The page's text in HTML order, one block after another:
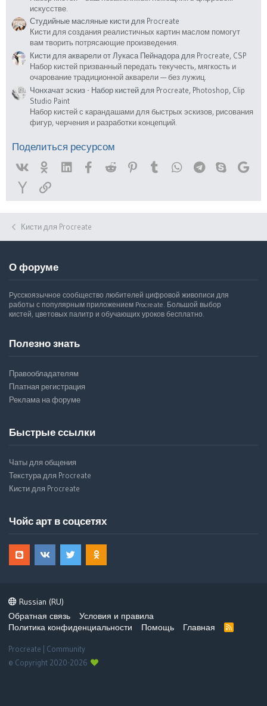
искусстве.
Студийные масляные кисти для Procreate
Кисти для создания реалистичных картин маслом помогут
вам творить потрясающие произведения.
Кисти для акварели от Лукаса Пейнадора для Procreate, CSP
Набор кистей призванный передать текучесть, мягкость и
очарование традиционной акварели — без лужиц.
Чонхачат эскиз - Набор кистей для Procreate, Photoshop, Clip
Studio Paint
Набор кистей с карандашами для быстрых эскизов, рисования
фигур, черчения и разработки концепций.
Поделиться ресурсом
Linked InFacebook
Reddit PinterestTumblr WhatsAppTelegramSkype
YahooСсылка
Кисти для Procreate
О форуме
Русскоязычное сообщество любителей цифровой живописи для
работы с популярным приложением Procreate. Большой выбор
кистей, цветовых палитр и обучающих уроков бесплатно.
Полезно знать
Правообладателям
Платная регистрация
Реклама на форуме
Быстрые ссылки
Чаты для общения
Текстура для Procreate
Кисти для Procreate
Чойс арт в соцсетях
Russian (RU)
Обратная связь
Условия и правила
Политика конфиденциальности
Помощь Главная
R
Procreate | Community
© Copyright 2020-2026